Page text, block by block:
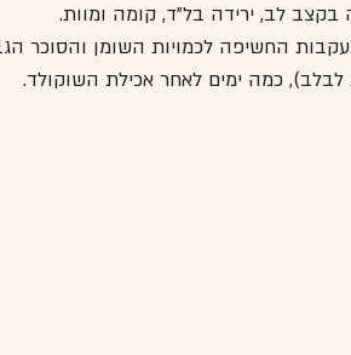
לב, ירידה בל"ד, קומה ומוות.
החשיפה לכמויות השומן והסוכר
כמה ימים לאחר אכילת השוקולד.